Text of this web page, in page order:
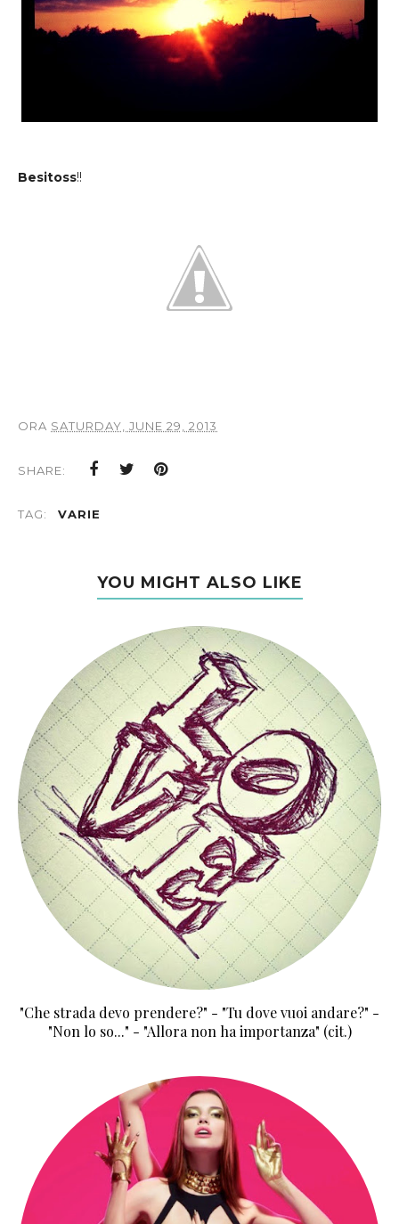
Besitoss!!
ORA SATURDAY, JUNE 29, 2013
SHARE:
TAG: VARIE
YOU MIGHT ALSO LIKE
"Che strada devo prendere?" - "Tu dove vuoi andare?" -
"Non lo so..." - "Allora non ha importanza" (cit.)